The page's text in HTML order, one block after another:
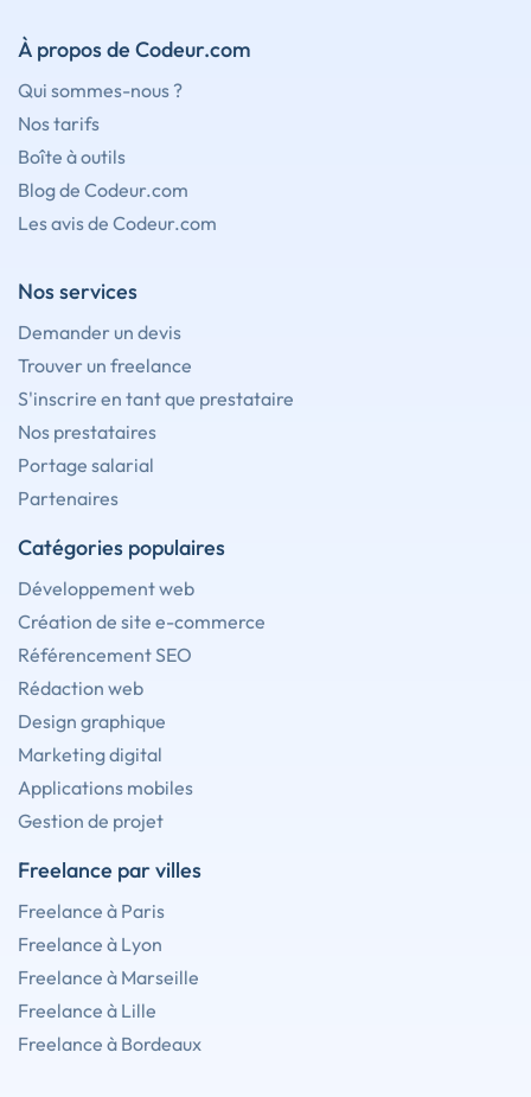
À propos de Codeur.com
Qui sommes-nous ?
Nos tarifs
Boîte à outils
Blog de Codeur.com
Les avis de Codeur.com
Nos services
Demander un devis
Trouver un freelance
S'inscrire en tant que prestataire
Nos prestataires
Portage salarial
Partenaires
Catégories populaires
Développement web
Création de site e-commerce
Référencement SEO
Rédaction web
Design graphique
Marketing digital
Applications mobiles
Gestion de projet
Freelance par villes
Freelance à Paris
Freelance à Lyon
Freelance à Marseille
Freelance à Lille
Freelance à Bordeaux